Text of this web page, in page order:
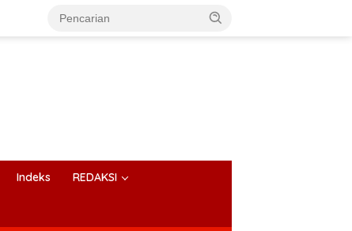
Indeks REDAKSI